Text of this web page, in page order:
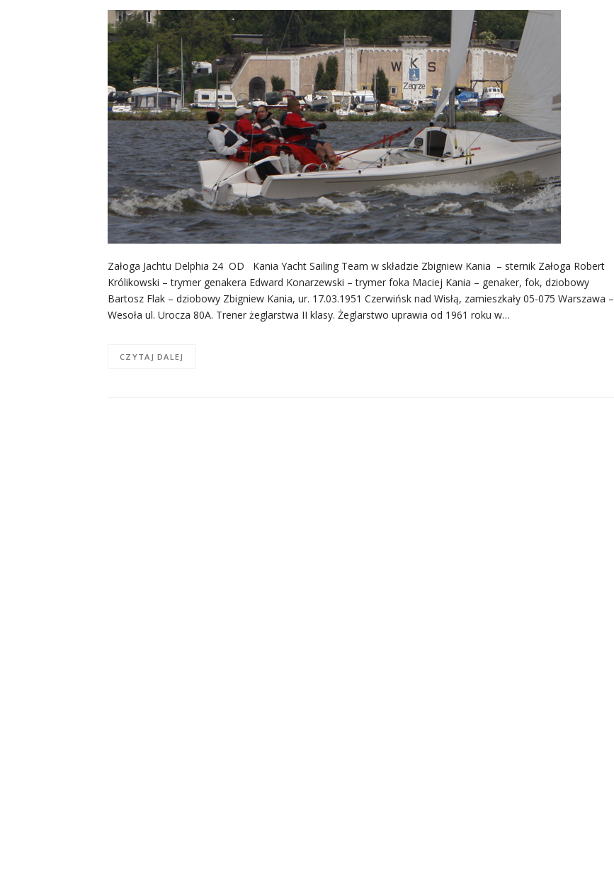
Załoga Jachtu Delphia 24 OD Kania Yacht Sailing Team w składzie Zbigniew Kania – sternik Załoga Robert
Królikowski – trymer genakera Edward Konarzewski – trymer foka Maciej Kania – genaker, fok, dziobowy
Bartosz Flak – dziobowy Zbigniew Kania, ur. 17.03.1951 Czerwińsk nad Wisłą, zamieszkały 05-075 Warszawa –
Wesoła ul. Urocza 80A. Trener żeglarstwa II klasy. Żeglarstwo uprawia od 1961 roku w…
CZYTAJ DALEJ